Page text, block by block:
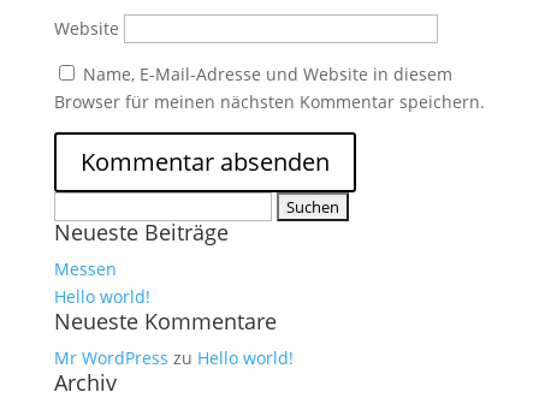
Website
Name, E-Mail-Adresse und Website in diesem
Browser für meinen nächsten Kommentar speichern.
nach:
Neueste Beiträge
Messen
Hello world!
Neueste Kommentare
Mr WordPress zu Hello world!
Archiv